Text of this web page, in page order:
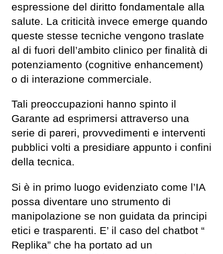
espressione del diritto fondamentale alla
salute. La criticità invece emerge quando
queste stesse tecniche vengono traslate
al di fuori dell’ambito clinico per finalità di
potenziamento (cognitive enhancement)
o di interazione commerciale.
Tali preoccupazioni hanno spinto il
Garante ad esprimersi attraverso una
serie di pareri, provvedimenti e interventi
pubblici volti a presidiare appunto i confini
della tecnica.
Si è in primo luogo evidenziato come l’IA
possa diventare uno strumento di
manipolazione se non guidata da principi
etici e trasparenti. E’ il caso del chatbot “
Replika” che ha portato ad un